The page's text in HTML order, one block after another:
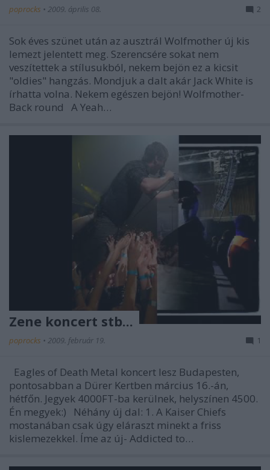
poprocks • 2009. április 08. 2
Sok éves szünet után az ausztrál Wolfmother új kis
lemezt jelentett meg. Szerencsére sokat nem
veszítettek a stílusukból, nekem bejön ez a kicsit
"oldies" hangzás. Mondjuk a dalt akár Jack White is
írhatta volna. Nekem egészen bejön! Wolfmother-
Back round A Yeah…
Zene koncert stb...
poprocks • 2009. február 19. 1
Eagles of Death Metal koncert lesz Budapesten,
pontosabban a Dürer Kertben március 16.-án,
hétfőn. Jegyek 4000FT-ba kerülnek, helyszínen 4500.
Én megyek:) Néhány új dal: 1. A Kaiser Chiefs
mostanában csak úgy eláraszt minekt a friss
kislemezekkel. Íme az új- Addicted to…